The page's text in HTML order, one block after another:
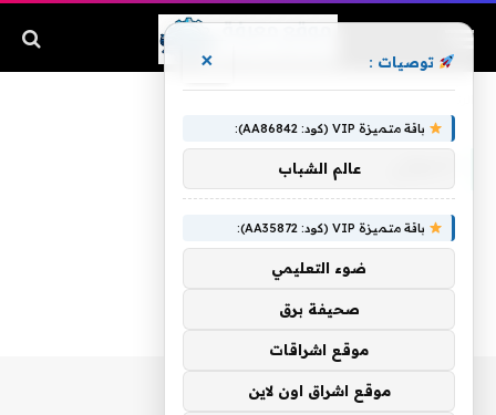
توصيات : ×
باقة متميزة VIP (كود: AA86842):
عالم الشباب
باقة متميزة VIP (كود: AA35872):
ضوء التعليمي
صحيفة برق
موقع اشراقات
موقع اشراق اون لاين